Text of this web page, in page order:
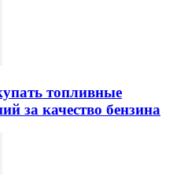
топливные
за качество бензина